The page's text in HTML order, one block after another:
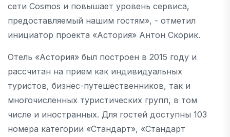
сети Cosmos и повышает уровень сервиса,
предоставляемый нашим гостям», - отметил
инициатор проекта «Астория» Антон Скорик.
Отель «Астория» был построен в 2015 году и
рассчитан на прием как индивидуальных
туристов, бизнес-путешественников, так и
многочисленных туристических групп, в том
числе и иностранных. Для гостей доступны 103
номера категории «Стандарт», «Стандарт